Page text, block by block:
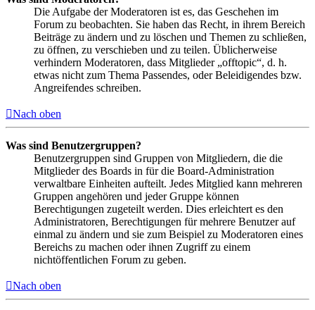
Die Aufgabe der Moderatoren ist es, das Geschehen im
Forum zu beobachten. Sie haben das Recht, in ihrem Bereich
Beiträge zu ändern und zu löschen und Themen zu schließen,
zu öffnen, zu verschieben und zu teilen. Üblicherweise
verhindern Moderatoren, dass Mitglieder „offtopic“, d. h.
etwas nicht zum Thema Passendes, oder Beleidigendes bzw.
Angreifendes schreiben.
Nach oben
Was sind Benutzergruppen?
Benutzergruppen sind Gruppen von Mitgliedern, die die
Mitglieder des Boards in für die Board-Administration
verwaltbare Einheiten aufteilt. Jedes Mitglied kann mehreren
Gruppen angehören und jeder Gruppe können
Berechtigungen zugeteilt werden. Dies erleichtert es den
Administratoren, Berechtigungen für mehrere Benutzer auf
einmal zu ändern und sie zum Beispiel zu Moderatoren eines
Bereichs zu machen oder ihnen Zugriff zu einem
nichtöffentlichen Forum zu geben.
Nach oben